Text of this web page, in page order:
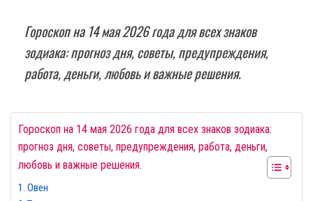
Гороскоп на 14 мая 2026 года для всех знаков
зодиака: прогноз дня, советы, предупреждения,
работа, деньги, любовь и важные решения.
Гороскоп на 14 мая 2026 года для всех знаков зодиака:
прогноз дня, советы, предупреждения, работа, деньги,
любовь и важные решения.
Овен